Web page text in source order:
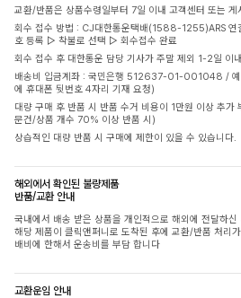
교환/반품은 상품수령일부터 7일 이내 고객센터 또는 게
회수 접수 방법 : CJ대한통운택배(1588-1255)ARS
호 등록 ▷ 착불로 선택 ▷ 회수접수 완료
회수 접수 후 대한통운 담당 기사가 주말 제외 1-2일 이
배송비 입금계좌 : 국민은행 512637-01-001048 / 예
에 휴대폰 뒷번호 4자리 기재 요청)
대량 구매 후 반품 시 반품 수거 비용이 1만원 이상 추
문건/상품 개수 70% 이상 반품 시)
상습적인 대량 반품 시 구매에 제한이 있을 수 있습니다.
해외에서 확인된 불량제품
반품/교환 안내
국내에서 배송 받은 상품을 개인적으로 해외에 전달하
해당 제품이 클릭앤퍼니로 도착된 후에 교환/반품 처리
배비에 한해서 운송비를 부담 합니다
교환운임 안내